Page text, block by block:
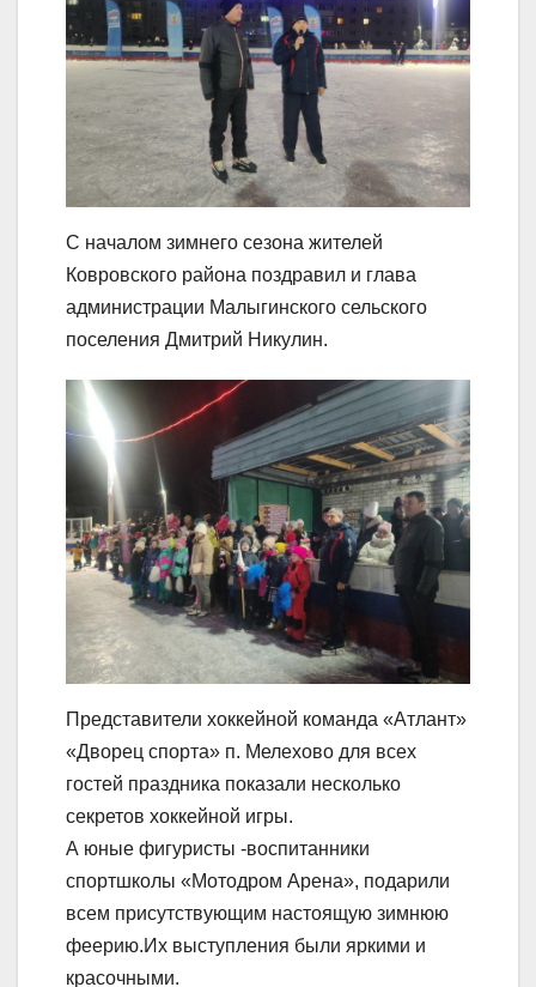
С началом зимнего сезона жителей
Ковровского района поздравил и глава
администрации Малыгинского сельского
поселения Дмитрий Никулин.
Представители хоккейной команда «Атлант»
«Дворец спорта» п. Мелехово для всех
гостей праздника показали несколько
секретов хоккейной игры.
А юные фигуристы -воспитанники
спортшколы «Мотодром Арена», подарили
всем присутствующим настоящую зимнюю
феерию.Их выступления были яркими и
красочными.